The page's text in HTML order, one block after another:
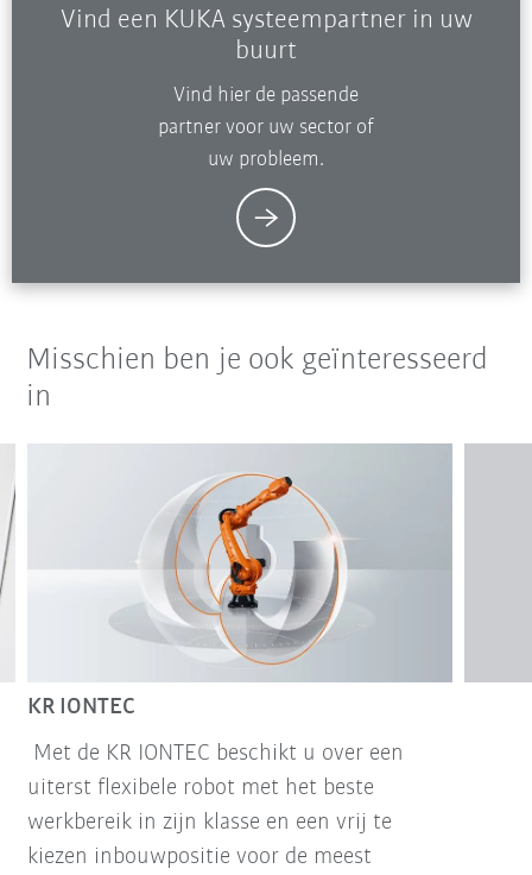
Vind een KUKA systeempartner in uw
buurt
Vind hier de passende
partner voor uw sector of
uw probleem.
Misschien ben je ook geïnteresseerd
in
KR IONTEC
Met de KR IONTEC beschikt u over een
uiterst flexibele robot met het beste
werkbereik in zijn klasse en een vrij te
kiezen inbouwpositie voor de meest